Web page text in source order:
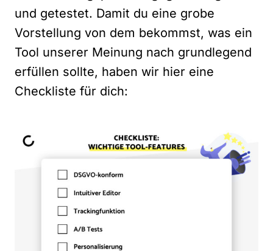
und getestet. Damit du eine grobe
Vorstellung von dem bekommst, was ein
Tool unserer Meinung nach grundlegend
erfüllen sollte, haben wir hier eine
Checkliste für dich: